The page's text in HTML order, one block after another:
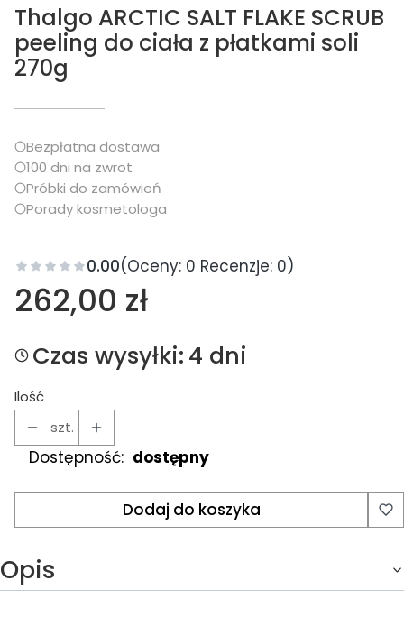
Thalgo ARCTIC SALT FLAKE SCRUB
peeling do ciała z płatkami soli
270g
Bezpłatna dostawa
100 dni na zwrot
Próbki do zamówień
Porady kosmetologa
0.00(Oceny: 0 Recenzje: 0)
Cena
262,00 zł
Czas wysyłki:4 dni
Ilość
szt.
Dostępność: dostępny
Dodaj do koszyka
Opis